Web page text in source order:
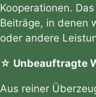
Kooperationen.
Beiträge, in denen
oder andere
☆ Unbeauftragte
Aus reiner